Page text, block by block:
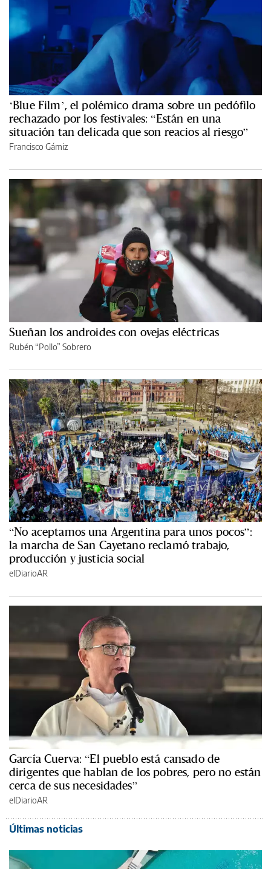
‘Blue Film’, el polémico drama sobre un pedófilo
rechazado por los festivales: “Están en una
situación tan delicada que son reacios al riesgo”
Francisco Gámiz
Sueñan los androides con ovejas eléctricas
Rubén “Pollo” Sobrero
“No aceptamos una Argentina para unos pocos”:
la marcha de San Cayetano reclamó trabajo,
producción y justicia social
elDiarioAR
García Cuerva: “El pueblo está cansado de
dirigentes que hablan de los pobres, pero no están
cerca de sus necesidades”
elDiarioAR
Últimas noticias